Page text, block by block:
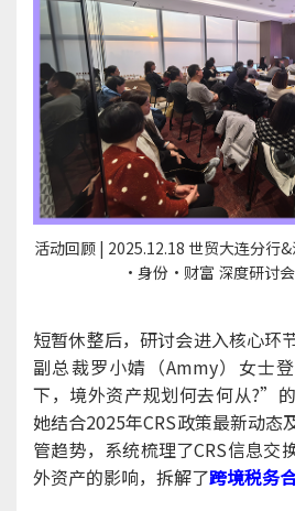
活动回顾 | 2025.12.18 世贸大连分行
·身份·财富 深度研讨
短暂休整后，研讨会进入核心环
副总裁罗小婧（Ammy）女士
下，境外资产规划何去何从?”的
她结合2025年CRS政策最新动
管趋势，系统梳理了CRS信息交
外资产的影响，拆解了跨境税务